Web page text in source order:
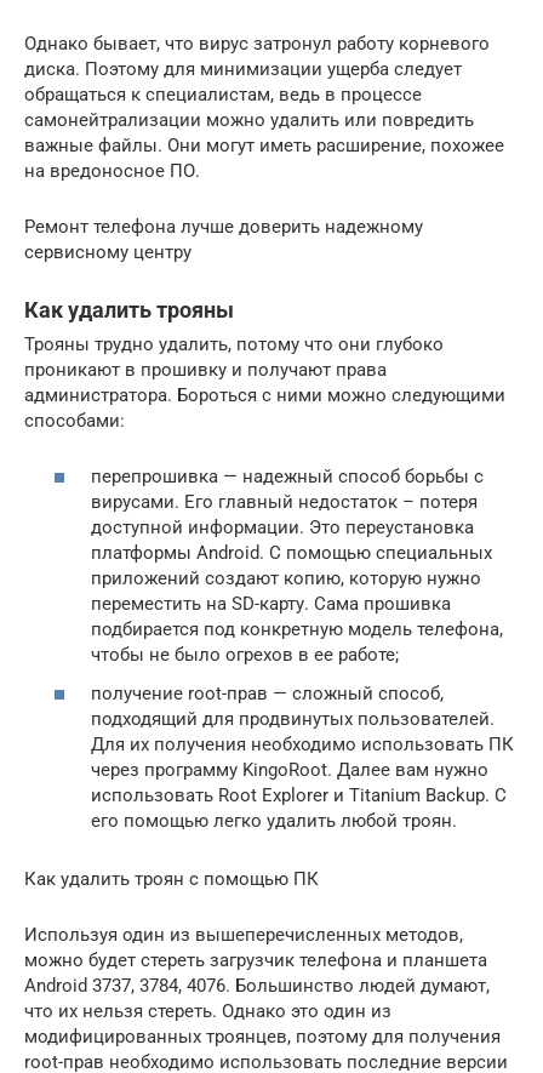
Однако бывает, что вирус затронул работу корневого
диска. Поэтому для минимизации ущерба следует
обращаться к специалистам, ведь в процессе
самонейтрализации можно удалить или повредить
важные файлы. Они могут иметь расширение, похожее
на вредоносное ПО.
Ремонт телефона лучше доверить надежному
сервисному центру
Как удалить трояны
Трояны трудно удалить, потому что они глубоко
проникают в прошивку и получают права
администратора. Бороться с ними можно следующими
способами:
перепрошивка — надежный способ борьбы с
вирусами. Его главный недостаток – потеря
доступной информации. Это переустановка
платформы Android. С помощью специальных
приложений создают копию, которую нужно
переместить на SD-карту. Сама прошивка
подбирается под конкретную модель телефона,
чтобы не было огрехов в ее работе;
получение root-прав — сложный способ,
подходящий для продвинутых пользователей.
Для их получения необходимо использовать ПК
через программу KingoRoot. Далее вам нужно
использовать Root Explorer и Titanium Backup. С
его помощью легко удалить любой троян.
Как удалить троян с помощью ПК
Используя один из вышеперечисленных методов,
можно будет стереть загрузчик телефона и планшета
Android 3737, 3784, 4076. Большинство людей думают,
что их нельзя стереть. Однако это один из
модифицированных троянцев, поэтому для получения
root-прав необходимо использовать последние версии